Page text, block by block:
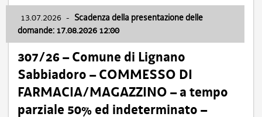
13.07.2026 - Scadenza della presentazione delle
domande: 17.08.2026 12:00
307/26 – Comune di Lignano
Sabbiadoro – COMMESSO DI
FARMACIA/MAGAZZINO – a tempo
parziale 50% ed indeterminato –